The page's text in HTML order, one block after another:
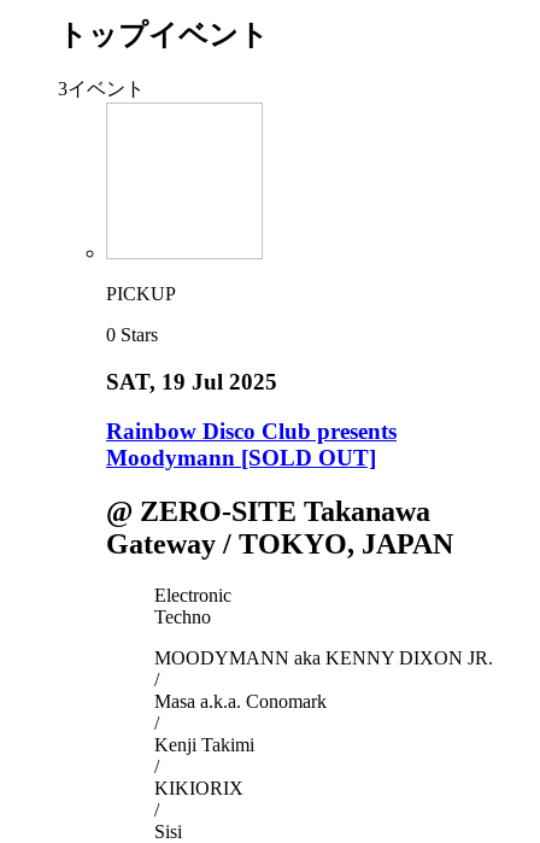
トップイベント
3イベント
PICKUP
0 Stars
SAT, 19 Jul 2025
Rainbow Disco Club presents
Moodymann [SOLD OUT]
@ ZERO-SITE Takanawa
Gateway / TOKYO, JAPAN
Electronic
Techno
MOODYMANN aka KENNY DIXON JR.
/
Masa a.k.a. Conomark
/
Kenji Takimi
/
KIKIORIX
/
Sisi